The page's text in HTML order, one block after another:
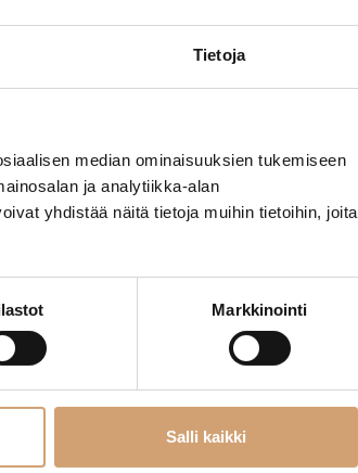
Tietoja
median ominaisuuksien tukemiseen
ja analytiikka-alan
yhdistää näitä tietoja muihin tietoihin, joita
Markkinointi
Salli kaikki